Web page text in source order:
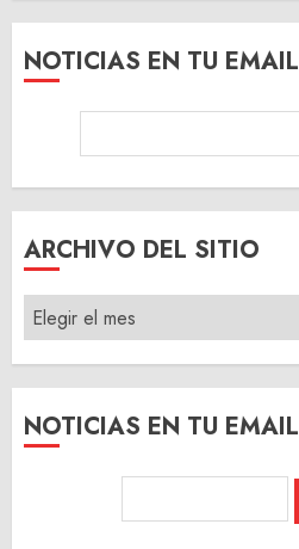
NOTICIAS EN TU EMAIL
ARCHIVO DEL SITIO
ARCHIVO
DEL
SITIO
NOTICIAS EN TU EMAIL